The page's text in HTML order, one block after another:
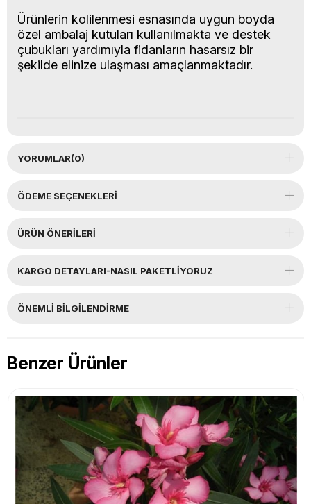
Ürünlerin kolilenmesi esnasında uygun boyda
özel ambalaj kutuları kullanılmakta ve destek
çubukları yardımıyla fidanların hasarsız bir
şekilde elinize ulaşması amaçlanmaktadır.
YORUMLAR(0)
ÖDEME SEÇENEKLERI
ÜRÜN ÖNERILERI
KARGO DETAYLARI-NASIL PAKETLİYORUZ
ÖNEMLI BILGILENDIRME
Benzer Ürünler